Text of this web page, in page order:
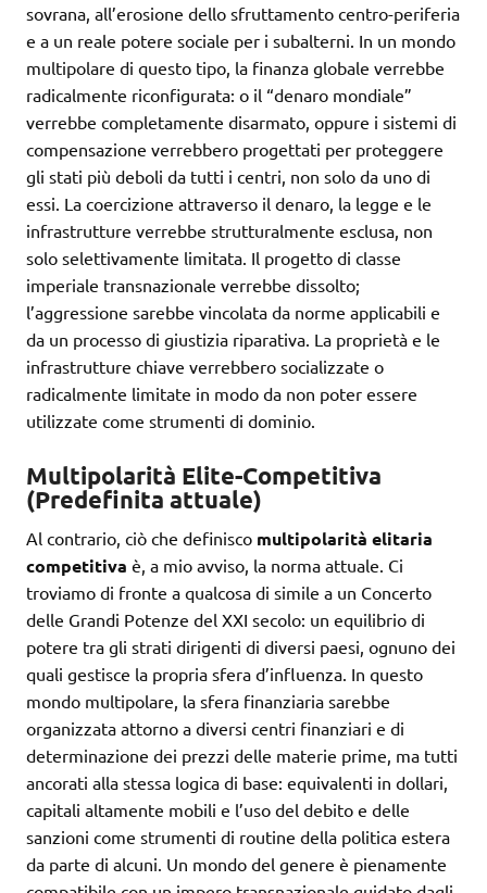
sovrana, all’erosione dello sfruttamento centro-periferia
e a un reale potere sociale per i subalterni. In un mondo
multipolare di questo tipo, la finanza globale verrebbe
radicalmente riconfigurata: o il “denaro mondiale”
verrebbe completamente disarmato, oppure i sistemi di
compensazione verrebbero progettati per proteggere
gli stati più deboli da tutti i centri, non solo da uno di
essi. La coercizione attraverso il denaro, la legge e le
infrastrutture verrebbe strutturalmente esclusa, non
solo selettivamente limitata. Il progetto di classe
imperiale transnazionale verrebbe dissolto;
l’aggressione sarebbe vincolata da norme applicabili e
da un processo di giustizia riparativa. La proprietà e le
infrastrutture chiave verrebbero socializzate o
radicalmente limitate in modo da non poter essere
utilizzate come strumenti di dominio.
Multipolarità Elite-Competitiva
(Predefinita attuale)
Al contrario, ciò che definisco multipolarità elitaria
competitiva è, a mio avviso, la norma attuale. Ci
troviamo di fronte a qualcosa di simile a un Concerto
delle Grandi Potenze del XXI secolo: un equilibrio di
potere tra gli strati dirigenti di diversi paesi, ognuno dei
quali gestisce la propria sfera d’influenza. In questo
mondo multipolare, la sfera finanziaria sarebbe
organizzata attorno a diversi centri finanziari e di
determinazione dei prezzi delle materie prime, ma tutti
ancorati alla stessa logica di base: equivalenti in dollari,
capitali altamente mobili e l’uso del debito e delle
sanzioni come strumenti di routine della politica estera
da parte di alcuni. Un mondo del genere è pienamente